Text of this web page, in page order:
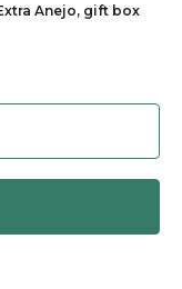
Anejo, gift box